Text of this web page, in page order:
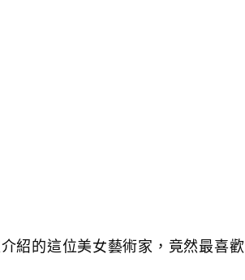
紹的這位美女藝術家，竟然最喜歡